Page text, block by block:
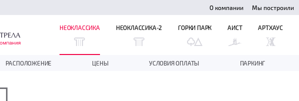
О компании Мы построили
НЕОКЛАССИКА
РАСПОЛОЖЕНИЕ ЦЕНЫ УСЛОВИЯ ОПЛАТЫ ПАРКИНГ
НЕОКЛАССИКА-2 ГОРКИ ПАРК АИСТ АРТХАУС